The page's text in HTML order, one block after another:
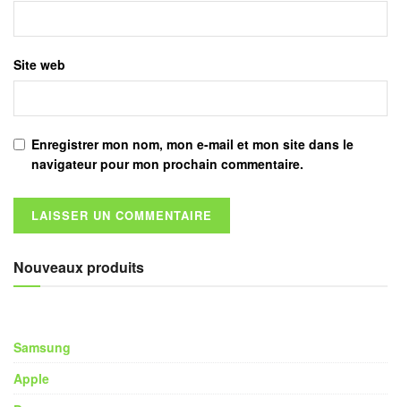
Site web
Enregistrer mon nom, mon e-mail et mon site dans le
navigateur pour mon prochain commentaire.
Nouveaux produits
Samsung
Apple